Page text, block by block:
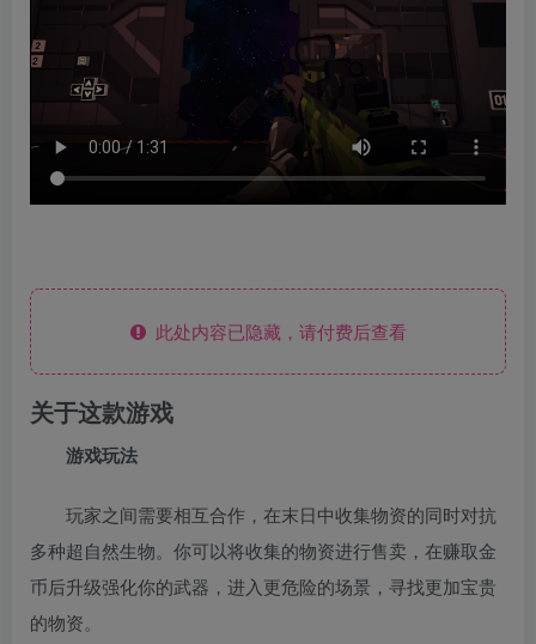
此处内容已隐藏，请付费后查看
关于这款游戏
游戏玩法
玩家之间需要相互合作，在末日中收集物资的同时对抗
多种超自然生物。你可以将收集的物资进行售卖，在赚取金
币后升级强化你的武器，进入更危险的场景，寻找更加宝贵
的物资。